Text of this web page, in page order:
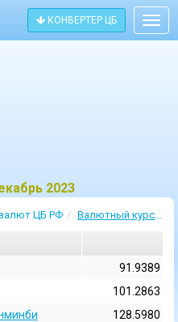
КОНВЕРТЕР ЦБ
2023
ЦБ РФ Валютный курс 23 Декабрь 2023
91.9389
101.2863
128.5980